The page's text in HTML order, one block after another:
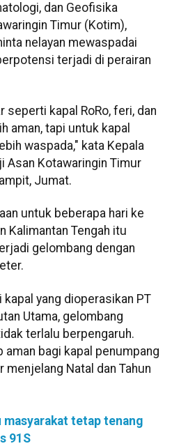
dan Geofisika
Timur (Kotim),
nelayan mewaspadai
terjadi di perairan
seperti kapal RoRo, feri, dan
aman, tapi untuk kapal
waspada," kata Kepala
Asan Kotawaringin Timur
Jumat.
untuk beberapa hari ke
Kalimantan Tengah itu
gelombang dengan
yang dioperasikan PT
Utama, gelombang
terlalu berpengaruh.
bagi kapal penumpang
menjelang Natal dan Tahun
masyarakat tetap tenang
91S